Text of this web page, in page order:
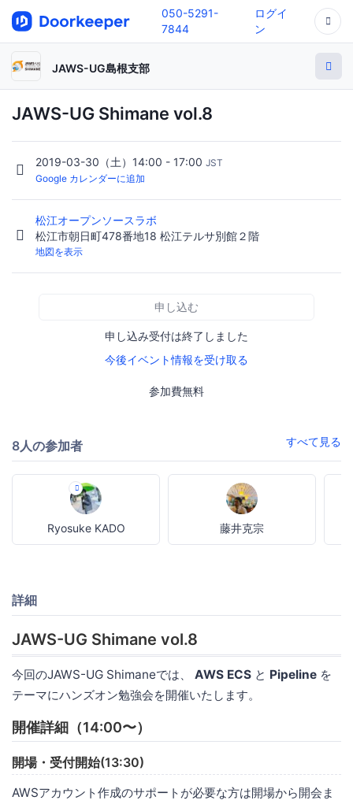
050-5291-
7844
ログイ
ン
JAWS-UG島根支部
JAWS-UG Shimane vol.8
2019-03-30（土）14:00 - 17:00 JST
Google カレンダーに追加
松江オープンソースラボ
松江市朝日町478番地18 松江テルサ別館２階
地図を表示
申し込む
申し込み受付は終了しました
今後イベント情報を受け取る
参加費無料
8人の参加者 すべて見る
Ryosuke KADO 藤井克宗
詳細
JAWS-UG Shimane vol.8
今回のJAWS-UG Shimaneでは、 AWS ECS と Pipeline を
テーマにハンズオン勉強会を開催いたします。
開催詳細（14:00〜）
開場・受付開始(13:30)
AWSアカウント作成のサポートが必要な方は開場から開会ま